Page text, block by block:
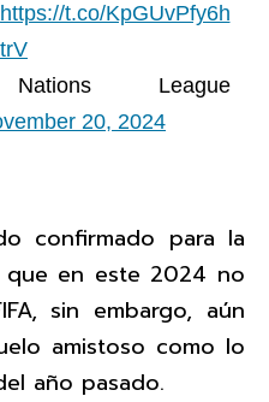
https://t.co/KpGUvPfy6h
League
20, 2024
confirmado para la
que en este 2024 no
sin embargo, aún
amistoso como lo
año pasado.